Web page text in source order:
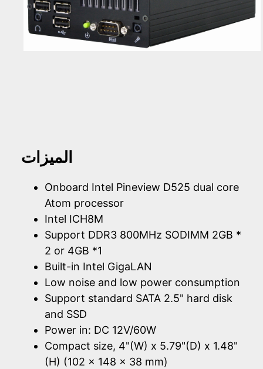
الميزات
Onboard Intel Pineview D525 dual core
Atom processor
Intel ICH8M
Support DDR3 800MHz SODIMM 2GB *
2 or 4GB *1
Built-in Intel GigaLAN
Low noise and low power consumption
Support standard SATA 2.5" hard disk
and SSD
Power in: DC 12V/60W
Compact size, 4"(W) x 5.79"(D) x 1.48"
(H) (102 x 148 x 38 mm)